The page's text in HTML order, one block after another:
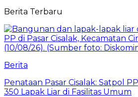
Berita Terbaru
Berita
Penataan Pasar Cisalak: Satpol
350 Lapak Liar di Fasilitas Umum